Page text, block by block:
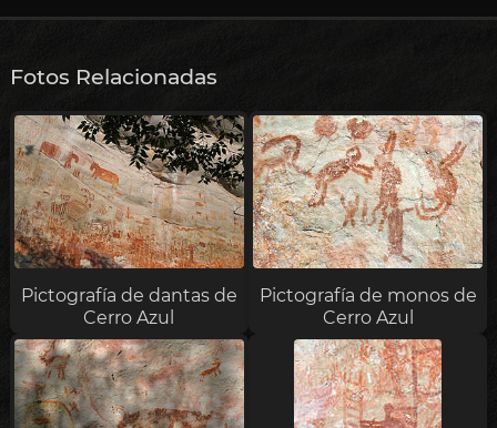
Fotos Relacionadas
Pictografía de dantas de
Cerro Azul
Pictografía de monos de
Cerro Azul